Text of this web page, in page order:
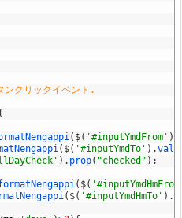
クリックイベント.
( $( '#inputYmdFrom' )
( $( '#inputYmdTo' ) .val
) . prop( "checked" ) ;
( $(
( $( '#inputYmdHmTo' ) .